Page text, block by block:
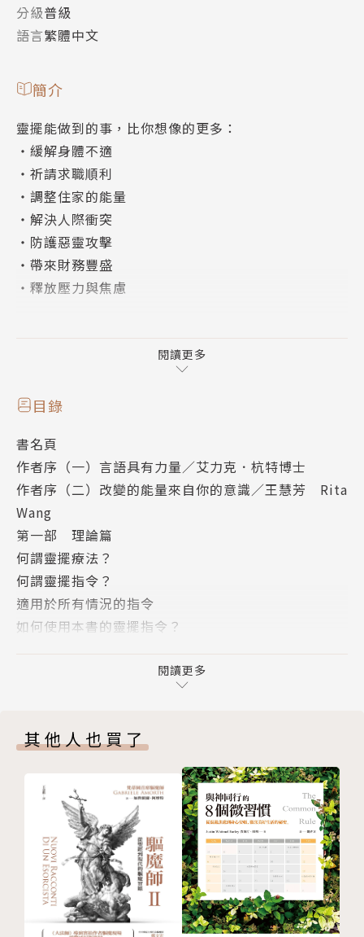
分級普級
語言繁體中文
簡介
靈擺能做到的事，比你想像的更多：
・緩解身體不適
・祈請求職順利
・調整住家的能量
・解決人際衝突
・防護惡靈攻擊
・帶來財務豐盛
・釋放壓力與焦慮
的目的，是讓某件事更有可能發生，停止某件事，改變
某件事，和透過肯定來加強某事。靈擺指令要簡潔有
力，最好是簡單直白的陳述。
你可以使用本書上的指令，進而創造出自己的指令句。
根據自己的需要去修改、增加、變更、合併。你做得越
多，就越擅長創造和使用靈擺指令！
關於「健康」的指令
「消除我體內所有的感冒／流感病毒。」
「轉換(人／身體部位)的能量成藍綠色。」
「提高(醫生、護士、工作人員等)的意識到最高點。」
「和諧藥物與我的身體，讓我很健康。」
「消除我對財富任何制約的信念。」
「增加金錢流向我的生活。」
「傳送藍綠色能量到我的財務／銀行帳戶／經紀帳戶
「提高我的意識，以找到最好的方法償還債務。」
關於「親密關係」的指令
「提升我的意識能量到最高點，我知道何種關係才是我
想要的。」
閱讀更多
目錄
書名頁
作者序（一）言語具有力量／艾力克．杭特博士
作者序（二）改變的能量來自你的意識／王慧芳 Rita
Wang
第一部 理論篇
何謂靈擺療法？
何謂靈擺指令？
適用於所有情況的指令
如何使用本書的靈擺指令？
1. 緊急（911）指令：緊急狀況發生時的快速參考
2. 阿卡西紀錄：使靈魂得以進化
4. 事業經營：更完美經營事業
5. 工作／職業：任何與職業、求職以及工作滿足感相
關的問題
6. 脈輪：整個宇宙就是我們的脈輪
7. 行星脈輪：療癒地球
8. 兒童與青春期孩子問題：對孩子傳送愛的能量
9. 溝通問題：幫助你清楚的與人溝通
10. 水晶：消除光的訊息
11. 日常生活：一天的開始就是進行靈擺療法的重要時
閱讀更多
其他人也買了